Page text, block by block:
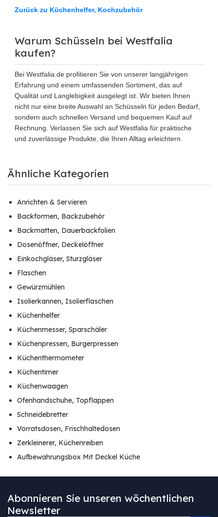
Zurück zu Küchenhelfer, Kochzubehör
Warum Schüsseln bei Westfalia
kaufen?
Bei Westfalia.de profitieren Sie von unserer langjährigen
Erfahrung und einem umfassenden Sortiment, das auf
Qualität und Langlebigkeit ausgelegt ist. Wir bieten Ihnen
nicht nur eine breite Auswahl an Schüsseln für jeden Bedarf,
sondern auch schnellen Versand und bequemen Kauf auf
Rechnung. Verlassen Sie sich auf Westfalia für praktische
und zuverlässige Produkte, die Ihren Alltag erleichtern.
Ähnliche Kategorien
Anrichten & Servieren
Backformen, Backzubehör
Backmatten, Dauerbackfolien
Dosenöffner, Deckelöffner
Einkochgläser, Sturzgläser
Flaschen
Gewürzmühlen
Isolierkannen, Isolierflaschen
Küchenhelfer
Küchenmesser, Sparschäler
Küchenpressen, Burgerpressen
Küchenthermometer
Küchentimer
Küchenwaagen
Ofenhandschuhe, Topflappen
Schneidebretter
Vorratsdosen, Frischhaltedosen
Zerkleinerer, Küchenreiben
Aufbewahrungsbox Mit Deckel Küche
Abonnieren Sie unseren wöchentlichen
Newsletter